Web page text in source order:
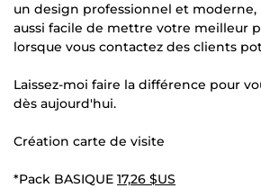
un design professionnel et moderne,
aussi facile de mettre votre meilleur
lorsque vous contactez des clients
Laissez-moi faire la différence pour
dès aujourd'hui.
Création carte de visite
*Pack BASIQUE 17,26 $US